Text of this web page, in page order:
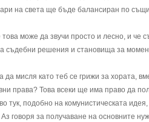
на света ще бъде балансиран по
това може да звучи просто и лесно, и че
съдебни решения и становища за
да мисля като теб се грижи за хората,
права? Това всеки ще има право да
тук, подобно на комунистическата
говоря за получаване на основните